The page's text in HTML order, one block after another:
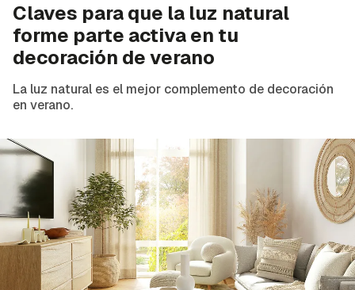
Claves para que la luz natural
forme parte activa en tu
decoración de verano
La luz natural es el mejor complemento de decoración
en verano.